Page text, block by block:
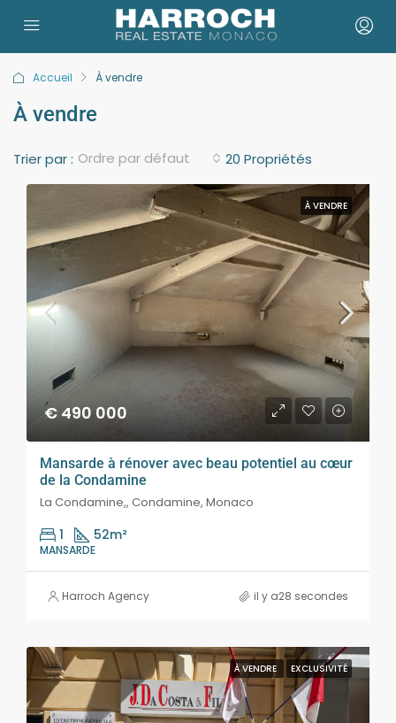
Accueil À vendre
À vendre
20 Propriétés
Trier par : Ordre par défaut
À VENDRE
€ 490 000
Mansarde à rénover avec beau potentiel au cœur
de la Condamine
La Condamine,, Condamine, Monaco
1 52m²
MANSARDE
Harroch Agency il y a28 secondes
À VENDRE EXCLUSIVITÉ